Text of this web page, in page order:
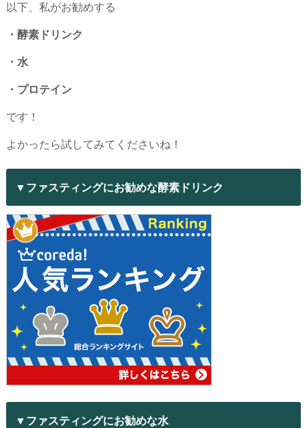
以下、私がお勧めする
・酵素ドリンク
・水
・プロテイン
です！
よかったら試してみてくださいね！
▼ファスティングにお勧めな酵素ドリンク
▼ファスティングにお勧めな水